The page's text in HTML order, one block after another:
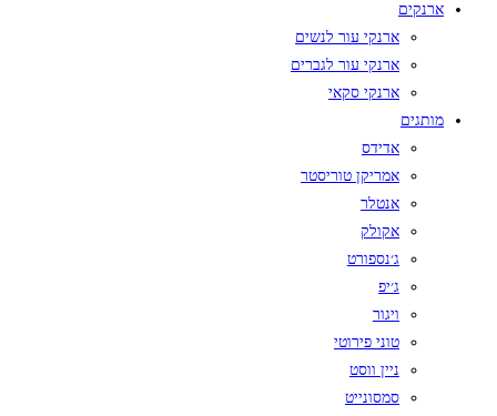
ארנקים
ארנקי עור לנשים
ארנקי עור לגברים
ארנקי סקאי
מותגים
אדידס
אמריקן טוריסטר
אנטלר
אקולק
ג׳נספורט
ג׳יפ
ויגור
טוני פירוטי
ניין ווסט
סמסונייט